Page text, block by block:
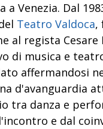
Venezia. Dal
Teatro Valdoca,
al regista Cesare
di musica e
affermandosi
d'avanguardia
tra danza e
e dal